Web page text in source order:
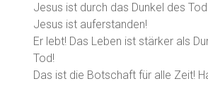
Jesus ist durch das Dunkel des
Jesus ist auferstanden!
Er lebt! Das Leben ist stärker als
Tod!
Das ist die Botschaft für alle Zeit!